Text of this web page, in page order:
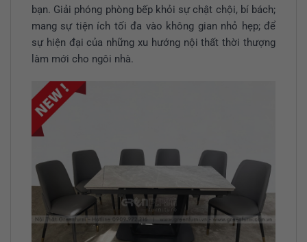
bạn. Giải phóng phòng bếp khỏi sự chật chội, bí bách;
mang sự tiện ích tối đa vào không gian nhỏ hẹp; để
sự hiện đại của những xu hướng nội thất thời thượng
làm mới cho ngôi nhà.